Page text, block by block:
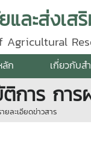
และส่งเส
Agricultural
ลัก เกี่ยวกับส
การ การ
ยละเอียดข่าวสาร